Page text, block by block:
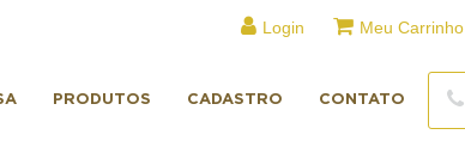
Login Meu Carrinho
PRODUTOS CADASTRO CONTATO